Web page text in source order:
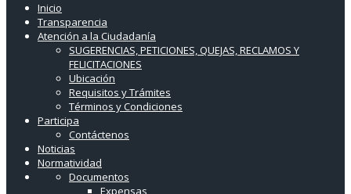
Inicio
Transparencia
Atención a la Ciudadanía
SUGERENCIAS, PETICIONES, QUEJAS, RECLAMOS Y
FELICITACIONES
Ubicación
Requisitos y Trámites
Términos y Condiciones
Participa
Contáctenos
Noticias
Normatividad
Documentos
Expensas